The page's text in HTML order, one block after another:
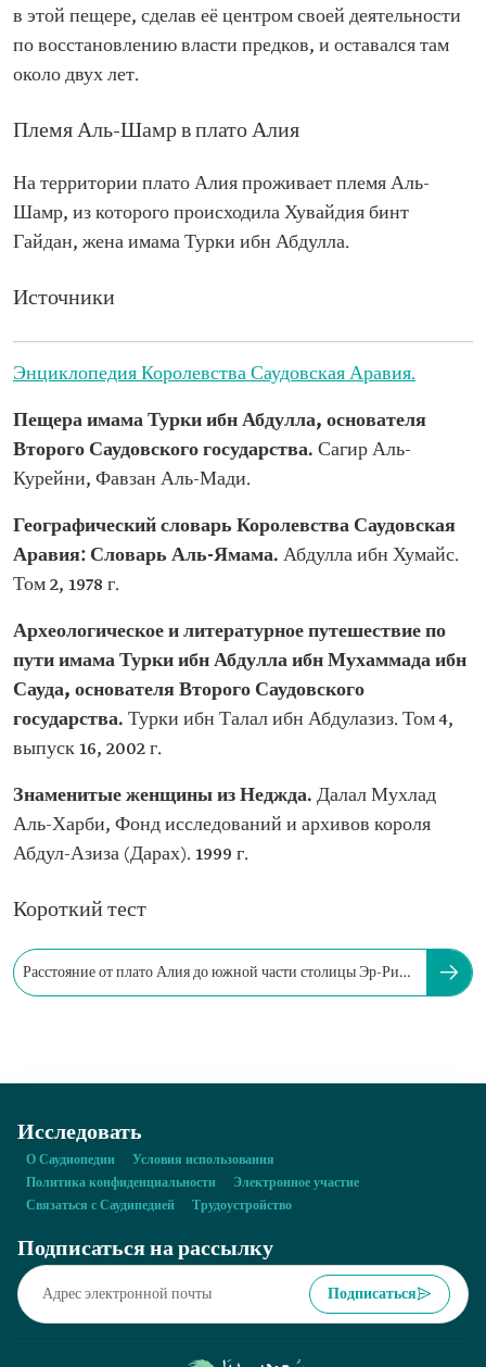
в этой пещере, сделав её центром своей деятельности
по восстановлению власти предков, и оставался там
около двух лет.
Племя Аль-Шамр в плато Алия
На территории плато Алия проживает племя Аль-
Шамр, из которого происходила Хувайдия бинт
Гайдан, жена имама Турки ибн Абдулла.
Источники
Энциклопедия Королевства Саудовская Аравия.
Пещера имама Турки ибн Абдулла, основателя
Второго Саудовского государства. Сагир Аль-
Курейни, Фавзан Аль-Мади.
Географический словарь Королевства Саудовская
Аравия: Словарь Аль-Ямама. Абдулла ибн Хумайс.
Том 2, 1978 г.
Археологическое и литературное путешествие по
пути имама Турки ибн Абдулла ибн Мухаммада ибн
Сауда, основателя Второго Саудовского
государства. Турки ибн Талал ибн Абдулазиз. Том 4,
выпуск 16, 2002 г.
Знаменитые женщины из Неджда. Далал Мухлад
Аль-Харби, Фонд исследований и архивов короля
Абдул-Азиза (Дарах). 1999 г.
Короткий тест
Расстояние от плато Алия до южной части столицы Эр-Рияд
Исследовать
О Саудиопедии
Условия использования
Политика конфиденциальности
Электронное участие
Связаться с Саудипедией
Трудоустройство
Подписаться на рассылку
Подписаться